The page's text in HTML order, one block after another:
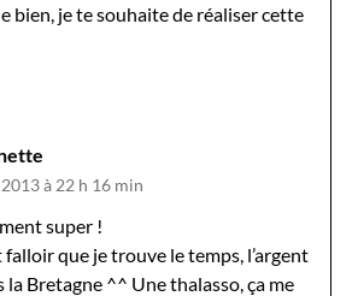
bien, je te souhaite de réaliser cette
à 22 h 16 min
super !
que je trouve le temps, l’argent
la Bretagne ^^ Une thalasso, ça me